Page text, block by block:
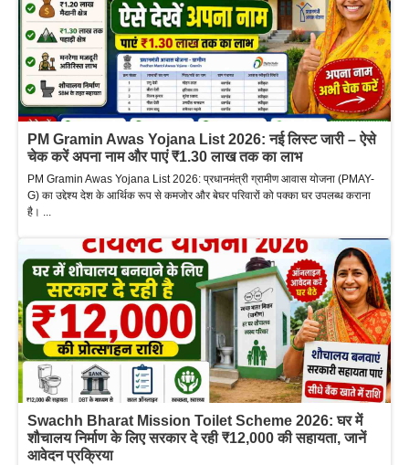
PM Gramin Awas Yojana List 2026: नई लिस्ट जारी – ऐसे
चेक करें अपना नाम और पाएं ₹1.30 लाख तक का लाभ
PM Gramin Awas Yojana List 2026: प्रधानमंत्री ग्रामीण आवास योजना (PMAY-
G) का उद्देश्य देश के आर्थिक रूप से कमजोर और बेघर परिवारों को पक्का घर उपलब्ध कराना
है। ...
Swachh Bharat Mission Toilet Scheme 2026: घर में
शौचालय निर्माण के लिए सरकार दे रही ₹12,000 की सहायता, जानें
आवेदन प्रक्रिया